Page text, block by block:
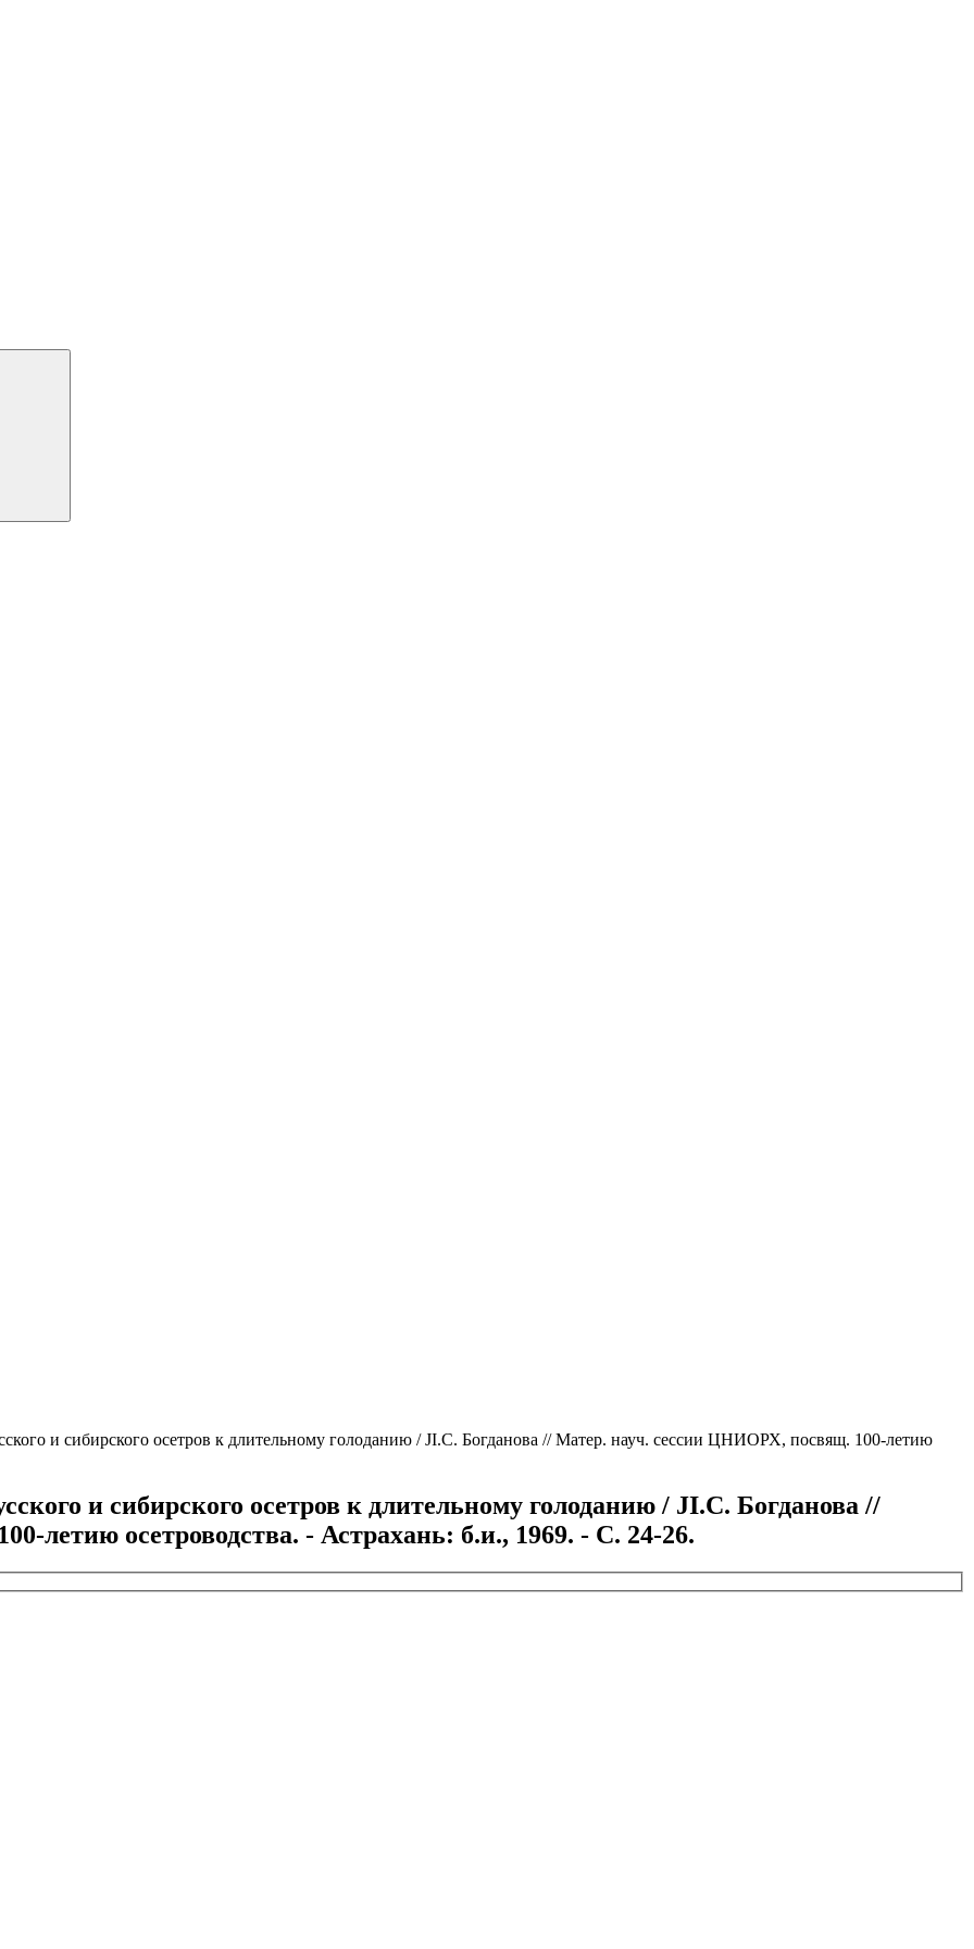
и сибирского осетров к длительному голоданию / JI.C. Богданова // Матер. науч. сессии ЦНИОРХ, посвящ. 100-летию
и сибирского осетров к длительному голоданию / JI.C. Богданова //
летию осетроводства. - Астрахань: б.и., 1969. - С. 24-26.